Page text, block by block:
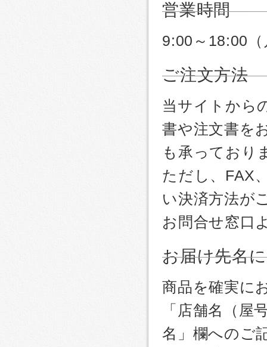
営業時間
9:00～18:00
ご注文方法
当サイトから
書や注文書を
も承っており
ただし、FAX
い決済方法が
お問合せ窓口
お届け先名
商品を確実に
「店舗名（屋
名」欄へのご